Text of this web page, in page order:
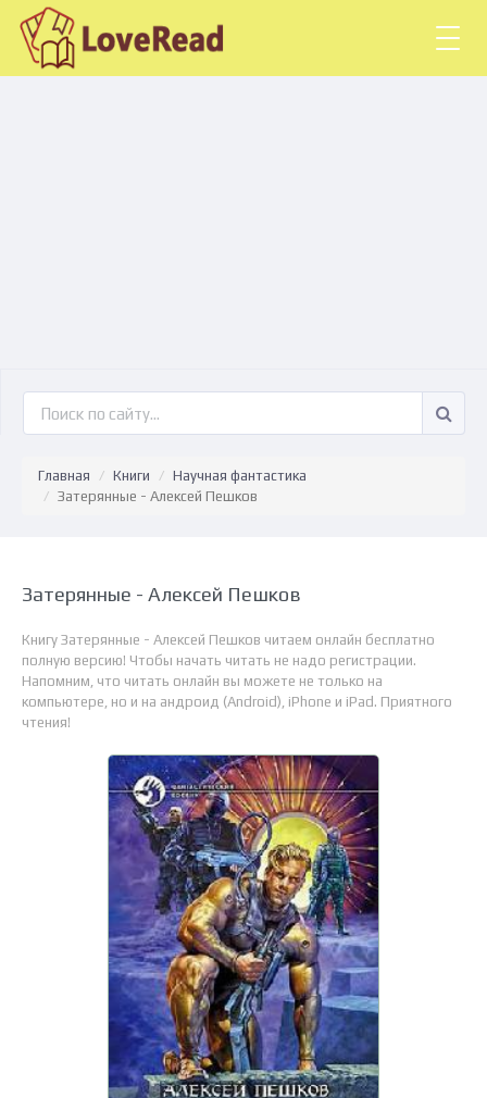
Главная Книги
Научная фантастика
Затерянные - Алексей Пешков
Затерянные - Алексей Пешков
Книгу Затерянные - Алексей Пешков читаем онлайн бесплатно
полную версию! Чтобы начать читать не надо регистрации.
Напомним, что читать онлайн вы можете не только на
компьютере, но и на андроид (Android), iPhone и iPad. Приятного
чтения!